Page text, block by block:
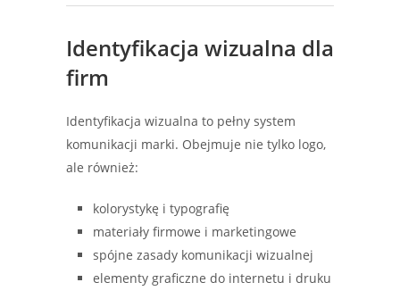
Identyfikacja wizualna dla
firm
Identyfikacja wizualna to pełny system
komunikacji marki. Obejmuje nie tylko logo,
ale również:
kolorystykę i typografię
materiały firmowe i marketingowe
spójne zasady komunikacji wizualnej
elementy graficzne do internetu i druku